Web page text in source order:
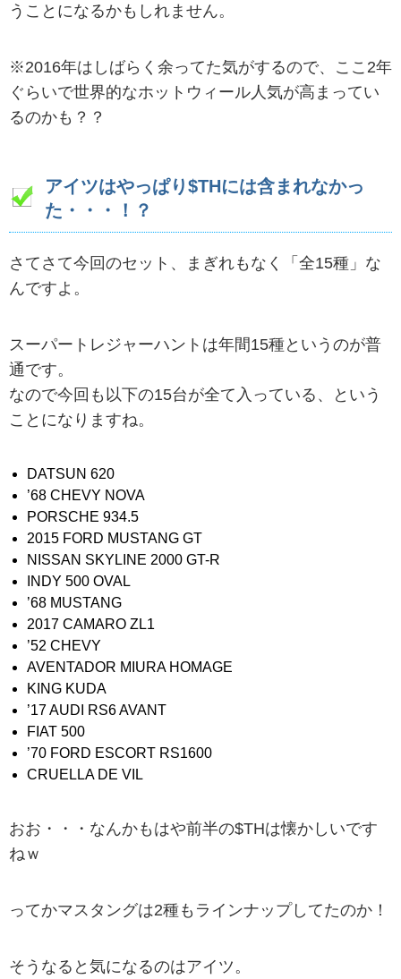
うことになるかもしれません。
※2016年はしばらく余ってた気がするので、ここ2年
ぐらいで世界的なホットウィール人気が高まってい
るのかも？？
アイツはやっぱり$THには含まれなかっ
た・・・！？
さてさて今回のセット、まぎれもなく「全15種」な
んですよ。
スーパートレジャーハントは年間15種というのが普
通です。
なので今回も以下の15台が全て入っている、という
ことになりますね。
DATSUN 620
’68 CHEVY NOVA
PORSCHE 934.5
2015 FORD MUSTANG GT
NISSAN SKYLINE 2000 GT-R
INDY 500 OVAL
’68 MUSTANG
2017 CAMARO ZL1
’52 CHEVY
AVENTADOR MIURA HOMAGE
KING KUDA
’17 AUDI RS6 AVANT
FIAT 500
’70 FORD ESCORT RS1600
CRUELLA DE VIL
おお・・・なんかもはや前半の$THは懐かしいです
ねｗ
ってかマスタングは2種もラインナップしてたのか！
そうなると気になるのはアイツ。